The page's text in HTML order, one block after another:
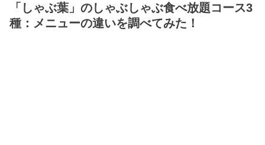
「しゃぶ葉」のしゃぶしゃぶ食べ放題コース3
種：メニューの違いを調べてみた！